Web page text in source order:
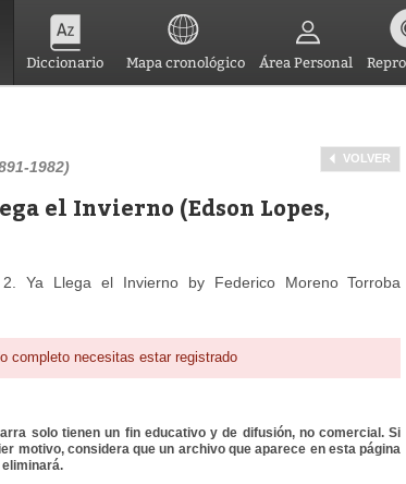
Diccionario Mapa cronológico Área Personal
VOLVER
1982)
el Invierno (Edson Lopes,
Ya Llega el Invierno by Federico Moreno Torroba
completo necesitas estar registrado
solo tienen un fin educativo y de difusión, no comercial. Si
motivo, considera que un archivo que aparece en esta página